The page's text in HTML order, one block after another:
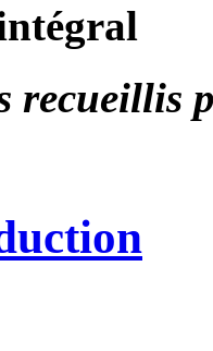
recueillis